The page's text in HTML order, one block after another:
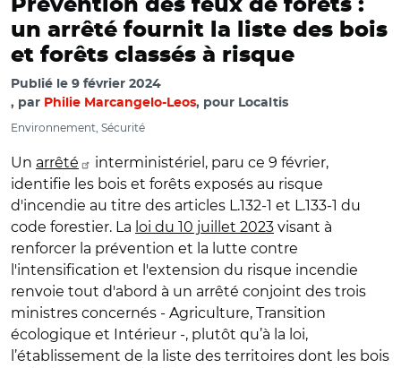
Prévention des feux de forêts :
un arrêté fournit la liste des bois
et forêts classés à risque
Publié le 9 février 2024
par Philie Marcangelo-Leos, pour Localtis
Environnement, Sécurité
Un arrêté
interministériel, paru ce 9 février,
identifie les bois et forêts exposés au risque
d'incendie au titre des articles L.132-1 et L.133-1 du
code forestier. La loi du 10 juillet 2023 visant à
renforcer la prévention et la lutte contre
l'intensification et l'extension du risque incendie
renvoie tout d'abord à un arrêté conjoint des trois
ministres concernés - Agriculture, Transition
écologique et Intérieur -, plutôt qu’à la loi,
l’établissement de la liste des territoires dont les bois